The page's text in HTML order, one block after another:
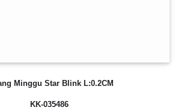
Minggu Star Blink L:0.2CM
KK-035486